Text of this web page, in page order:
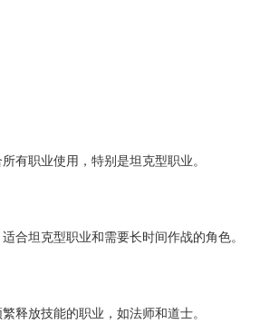
职业使用，特别是坦克型职业。
坦克型职业和需要长时间作战的角色。
放技能的职业，如法师和道士。